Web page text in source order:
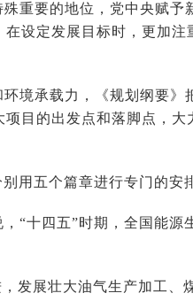
重要的地位，党中央赋予
设定发展目标时，更加注
境承载力，《规划纲要》
目的出发点和落脚点，
用五个篇章进行专门的安
“十四五”时期，全国能源
发展壮大油气生产加工、